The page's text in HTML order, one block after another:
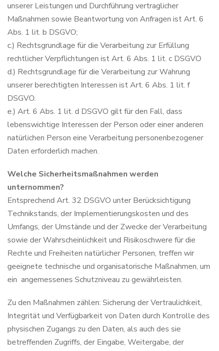
unserer Leistungen und Durchführung vertraglicher
Maßnahmen sowie Beantwortung von Anfragen ist Art. 6
Abs. 1 lit. b DSGVO;
c.) Rechtsgrundlage für die Verarbeitung zur Erfüllung
rechtlicher Verpflichtungen ist Art. 6 Abs. 1 lit. c DSGVO
d.) Rechtsgrundlage für die Verarbeitung zur Wahrung
unserer berechtigten Interessen ist Art. 6 Abs. 1 lit. f
DSGVO.
e.) Art. 6 Abs. 1 lit. d DSGVO gilt für den Fall, dass
lebenswichtige Interessen der Person oder einer anderen
natürlichen Person eine Verarbeitung personenbezogener
Daten erforderlich machen.
Welche Sicherheitsmaßnahmen werden
unternommen?
Entsprechend Art. 32 DSGVO unter Berücksichtigung
Technikstands, der Implementierungskosten und des
Umfangs, der Umstände und der Zwecke der Verarbeitung
sowie der Wahrscheinlichkeit und Risikoschwere für die
Rechte und Freiheiten natürlicher Personen, treffen wir
geeignete technische und organisatorische Maßnahmen, um
ein angemessenes Schutzniveau zu gewährleisten.
Zu den Maßnahmen zählen: Sicherung der Vertraulichkeit,
Integrität und Verfügbarkeit von Daten durch Kontrolle des
physischen Zugangs zu den Daten, als auch des sie
betreffenden Zugriffs, der Eingabe, Weitergabe, der